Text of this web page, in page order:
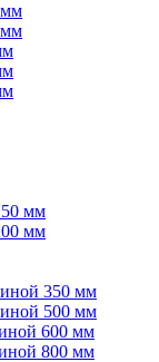
мм
мм
350 мм
500 мм
600 мм
800 мм